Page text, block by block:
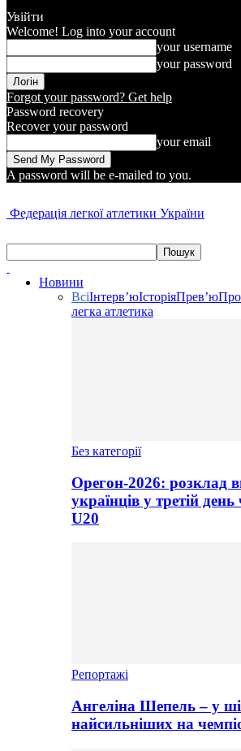
Увійти
Welcome! Log into your account
your username
your password
Forgot your password? Get help
Password recovery
Recover your password
your email
A password will be e-mailed to you.
Федерація легкої атлетики України
Новини
ВсіІнтерв’юІсторіяПрев’ю
легка атлетика
Без категорії
Орегон-2026: розклад
українців у третій день
U20
Репортажі
Ангеліна Шепель – у
найсильніших на